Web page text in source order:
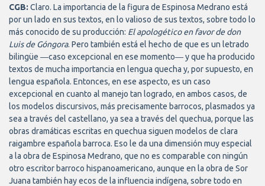
CGB: Claro. La importancia de la figura de Espinosa Medrano está
por un lado en sus textos, en lo valioso de sus textos, sobre todo lo
más conocido de su producción: El apologético en favor de don
Luis de Góngora. Pero también está el hecho de que es un letrado
bilingüe ―caso excepcional en ese momento― y que ha producido
textos de mucha importancia en lengua quecha y, por supuesto, en
lengua española. Entonces, en ese aspecto, es un caso
excepcional en cuanto al manejo tan logrado, en ambos casos, de
los modelos discursivos, más precisamente barrocos, plasmados ya
sea a través del castellano, ya sea a través del quechua, porque las
obras dramáticas escritas en quechua siguen modelos de clara
raigambre española barroca. Eso le da una dimensión muy especial
a la obra de Espinosa Medrano, que no es comparable con ningún
otro escritor barroco hispanoamericano, aunque en la obra de Sor
Juana también hay ecos de la influencia indígena, sobre todo en